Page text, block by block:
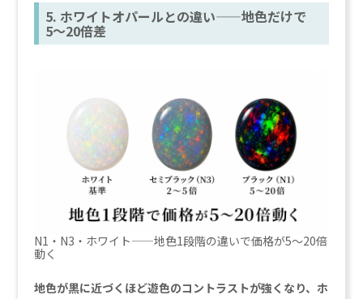
5. ホワイトオパールとの違い——地色だけで
5〜20倍差
N1・N3・ホワイト——地色1段階の違いで価格が5〜20倍
動く
地色が黒に近づくほど遊色のコントラストが強くなり、ホ